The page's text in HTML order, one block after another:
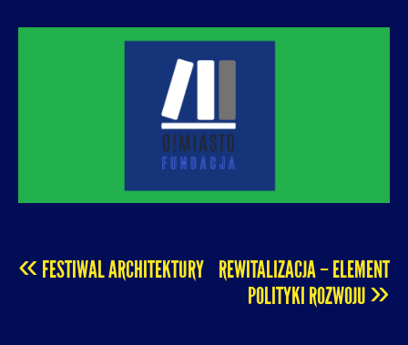
URBANIZACJI – PROMUJEMY I WSPIERAMY
ROZWÓJ MIAST I MIEJSKICH WSPÓLNOT.
O! MIASTO
POST
« FESTIWAL ARCHITEKTURY REWITALIZACJA – ELEMENT
POLITYKI ROZWOJU»